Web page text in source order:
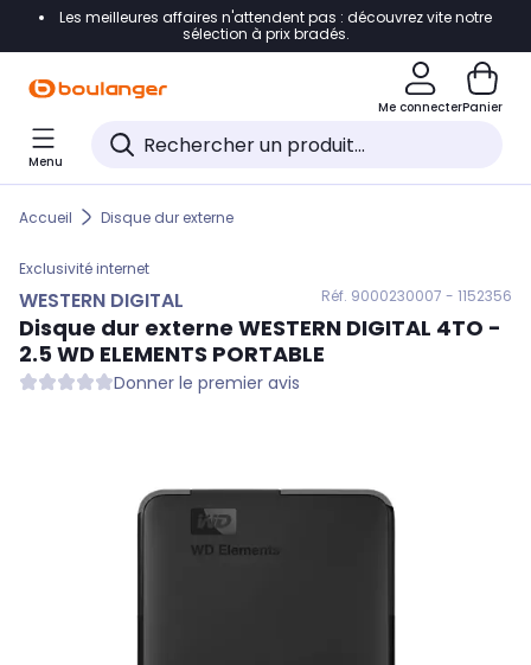
Accéder directement à la navigation
Accéder directement au pied de page
Accéder directement au chatbot
Les meilleures affaires n'attendent pas : découvrez vite notre
sélection à prix bradés.
Me connecterPanier
Menu
Accueil Disque dur externe
Exclusivité internet
WESTERN DIGITAL Réf. 9000230007 - 1152356
Disque dur externe WESTERN DIGITAL 4TO -
2.5 WD ELEMENTS PORTABLE
Donner le premier avis